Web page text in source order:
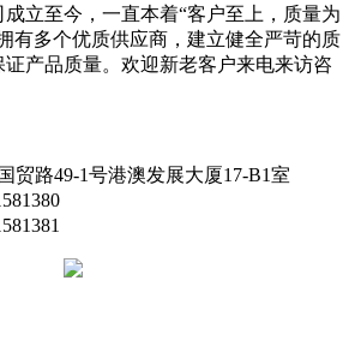
成立至今，一直本着“客户至上，质量为
有多个优质供应商，建立健全严苛的质
产品质量。欢迎新老客户来电来访咨
贸路49-1号港澳发展大厦17-B1室